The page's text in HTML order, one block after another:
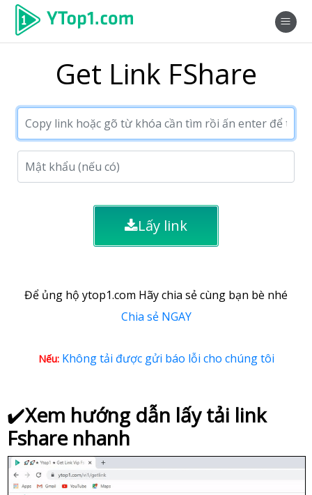
Get Link FShare
Lấy link
Để ủng hộ ytop1.com Hãy chia sẻ cùng bạn bè nhé
Chia sẻ NGAY
Nếu: Không tải được gửi báo lỗi cho chúng tôi
✔️Xem hướng dẫn lấy tải link
Fshare nhanh